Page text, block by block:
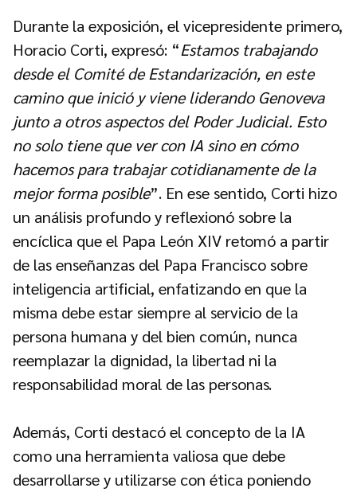
Durante la exposición, el vicepresidente primero,
Horacio Corti, expresó: “Estamos trabajando
desde el Comité de Estandarización, en este
camino que inició y viene liderando Genoveva
junto a otros aspectos del Poder Judicial. Esto
no solo tiene que ver con IA sino en cómo
hacemos para trabajar cotidianamente de la
mejor forma posible”. En ese sentido, Corti hizo
un análisis profundo y reflexionó sobre la
encíclica que el Papa León XIV retomó a partir
de las enseñanzas del Papa Francisco sobre
inteligencia artificial, enfatizando en que la
misma debe estar siempre al servicio de la
persona humana y del bien común, nunca
reemplazar la dignidad, la libertad ni la
responsabilidad moral de las personas.
Además, Corti destacó el concepto de la IA
como una herramienta valiosa que debe
desarrollarse y utilizarse con ética poniendo